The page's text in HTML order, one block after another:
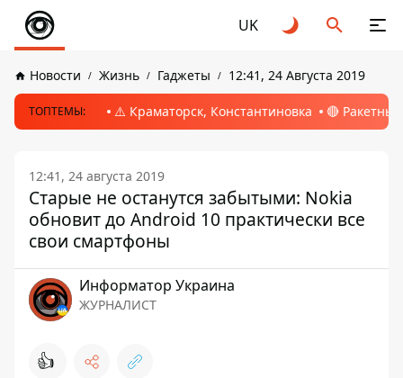
UK
Новости Жизнь Гаджеты 12:41, 24 Августа 2019
ТОПТЕМЫ: ⚠️ Краматорск, Константиновка 🔴
12:41, 24 августа 2019
Старые не останутся забытыми: Nokia
обновит до Android 10 практически все
свои смартфоны
Информатор Украина
ЖУРНАЛИСТ
👍